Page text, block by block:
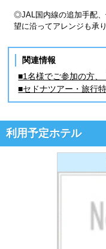
◎JAL国内線の追加手配
望に沿ってアレンジも承り
関連情報
■1名様でご参加の方、
■セドナツアー・旅行
利用予定ホテル